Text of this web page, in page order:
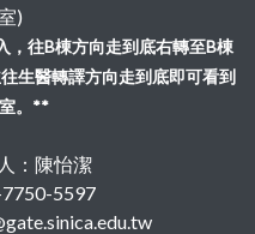
)
，往B棟方向走到底右轉至B棟
生醫轉譯方向走到底即可看到
。**
：陳怡潔
5597